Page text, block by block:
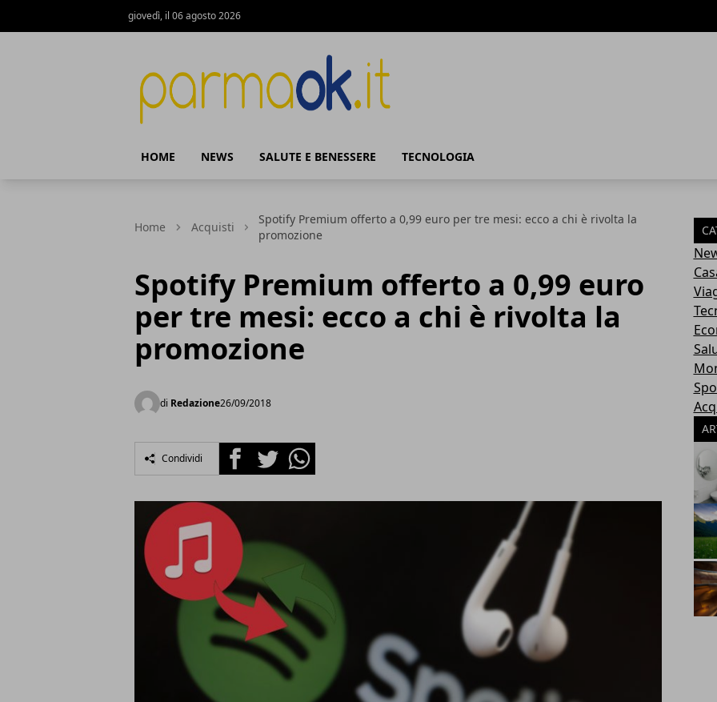
giovedì, il 06 agosto 2026
HOME NEWS SALUTE E BENESSERE TECNOLOGIA
Home Acquisti
Spotify Premium offerto a 0,99 euro per tre mesi: ecco a chi è rivolta la
promozione
Spotify Premium offerto a 0,99 euro
per tre mesi: ecco a chi è rivolta la
promozione
di Redazione26/09/2018
Condividi FacebookTwitterWhatsapp